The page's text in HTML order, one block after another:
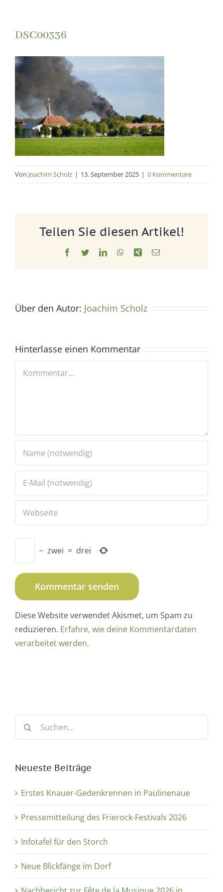
DSC00336
Von Joachim Scholz | 13. September 2025 | 0 Kommentare
Teilen Sie diesen Artikel!
Facebook
TwitterLinkedInWhatsApp
Xing E-
Über den Autor: Joachim Scholz
Hinterlasse einen Kommentar
Kommentar
− zwei = drei
Diese Website verwendet Akismet, um Spam zu
reduzieren. Erfahre, wie deine Kommentardaten
verarbeitet werden.
Suche
Neueste Beiträge
Erstes Knauer-Gedenkrennen in Paulinenaue
Pressemitteilung des Frierock-Festivals 2026
Infotafel für den Storch
Neue Blickfänge im Dorf